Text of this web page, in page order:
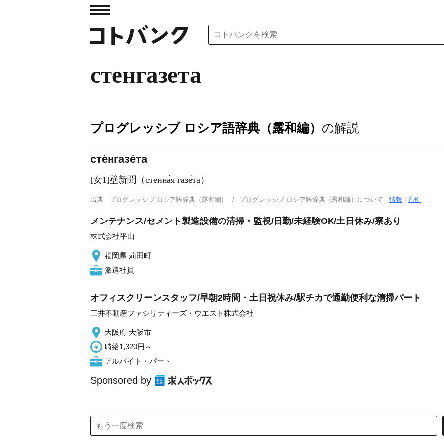
стенгазета
プログレッシブ ロシア語辞典（露和編） の解説
стѐнгазе́та
[女1]壁新聞（стенна́я газе́та）
出典 プログレッシブ ロシア語辞典（露和編） プログレッシブ ロシア語辞典（露和編）について情報 凡例
メンテナンス/セメント製造設備の清掃・監視/日勤/未経験OK/土日休み/寮あり
株式会社平山
福岡県 苅田町
派遣社員
オフィスクリーンスタッフ/早朝2時間・土日祝休み/駅チカで通勤便利な清掃パート
三井不動産ファシリティーズ・ウエスト株式会社
大阪府 大阪市
時給1,320円～
アルバイト・パート
Sponsored by